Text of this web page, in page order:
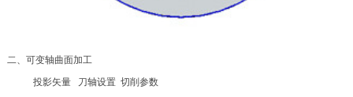
二、可变轴曲面加工
投影矢量 刀轴设置 切削参数